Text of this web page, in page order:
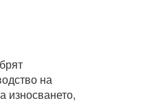
на
износването,